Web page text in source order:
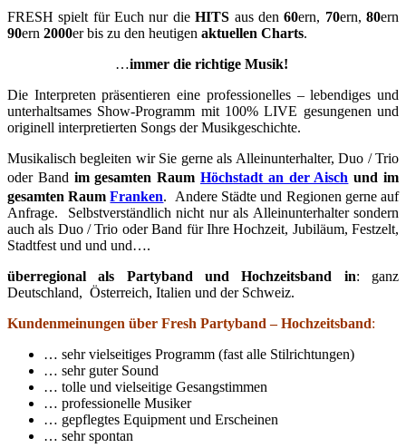
FRESH spielt für Euch nur dieHITS aus den60ern, 70ern,80ern
90ern 2000er bis zu den heutigen aktuellen Charts.
…immer die richtige Musik!
Die Interpreten präsentieren eine professionelles – lebendiges und
unterhaltsames Show-Programm mit 100% LIVE gesungenen und
originell interpretierten Songs der Musikgeschichte.
Musikalisch begleiten wir Sie gerne als Alleinunterhalter, Duo / Trio
oder Band im gesamten RaumHöchstadt an der Aisch und im
gesamten RaumFranken. Andere Städte und Regionen gerne auf
Anfrage. Selbstverständlich nicht nur als Alleinunterhalter sondern
auch als Duo / Trio oder Band für Ihre Hochzeit, Jubiläum, Festzelt,
Stadtfest und und und….
überregional als Partyband und Hochzeitsband in: ganz
Deutschland, Österreich, Italien und der Schweiz.
Kundenmeinungen über Fresh Partyband – Hochzeitsband:
… sehr vielseitiges Programm (fast alle Stilrichtungen)
… sehr guter Sound
… tolle und vielseitige Gesangstimmen
… professionelle Musiker
… gepflegtes Equipment und Erscheinen
… sehr spontan